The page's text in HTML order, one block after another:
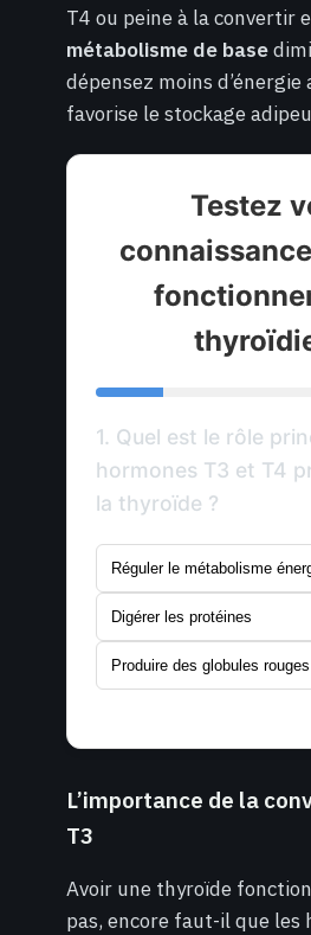
T4 ou peine à la convertir
métabolisme de base
dépensez moins d’énergie
favorise le stockage
Testez
1. Quel est le rôle
hormones T3 et T4
la thyroïde ?
Réguler le métabolisme
Digérer les protéines
Produire des globules rouges
L’importance de la
T3
Avoir une thyroïde
pas, encore faut-il que les